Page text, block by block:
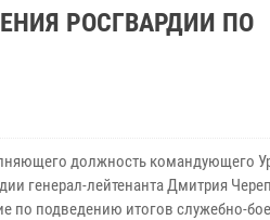
РОСГВАРДИИ ПО
должность командующего
генерал-лейтенанта Дмитрия
по подведению итогов служебно-